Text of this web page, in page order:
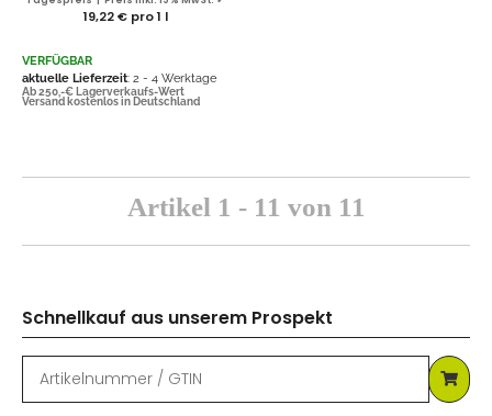
19,22 € pro 1 l
VERFÜGBAR
aktuelle Lieferzeit: 2 - 4 Werktage
Ab 250,-€ Lagerverkaufs-Wert
Versand kostenlos in Deutschland
Artikel 1 - 11 von 11
Schnellkauf aus unserem Prospekt